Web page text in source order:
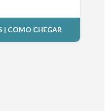
| COMO CHEGAR